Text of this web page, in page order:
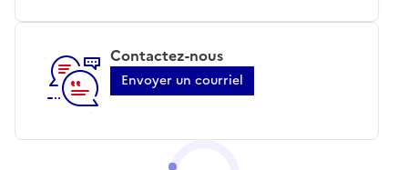
Contactez-nous
Envoyer un courriel